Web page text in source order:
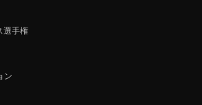
選手権
ン